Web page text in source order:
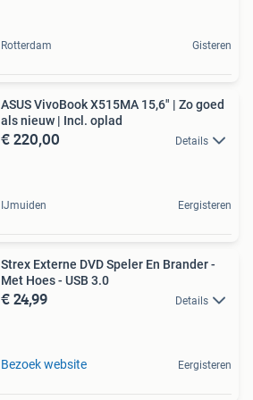
Rotterdam Gisteren
ASUS VivoBook X515MA 15,6" | Zo goed
als nieuw | Incl. oplad
€ 220,00 Details
IJmuiden Eergisteren
Strex Externe DVD Speler En Brander -
Met Hoes - USB 3.0
€ 24,99 Details
Bezoek website Eergisteren